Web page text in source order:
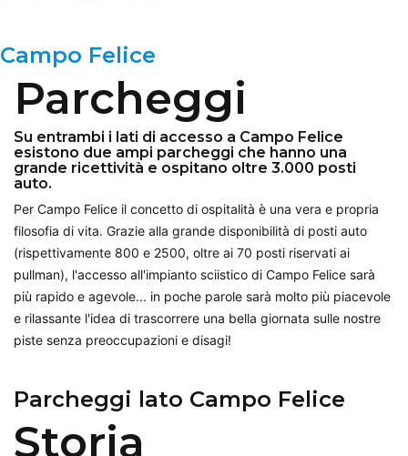
Campo Felice
Parcheggi
Su entrambi i lati di accesso a Campo Felice
esistono due ampi parcheggi che hanno una
grande ricettività e ospitano oltre 3.000 posti
auto.
Per Campo Felice il concetto di ospitalità è una vera e propria
filosofia di vita. Grazie alla grande disponibilità di posti auto
(rispettivamente 800 e 2500, oltre ai 70 posti riservati ai
pullman), l'accesso all'impianto sciistico di Campo Felice sarà
più rapido e agevole... in poche parole sarà molto più piacevole
e rilassante l'idea di trascorrere una bella giornata sulle nostre
piste senza preoccupazioni e disagi!
Parcheggi lato Campo Felice
Storia